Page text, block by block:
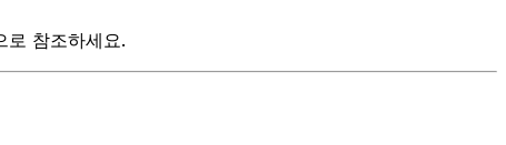
로 참조하세요.